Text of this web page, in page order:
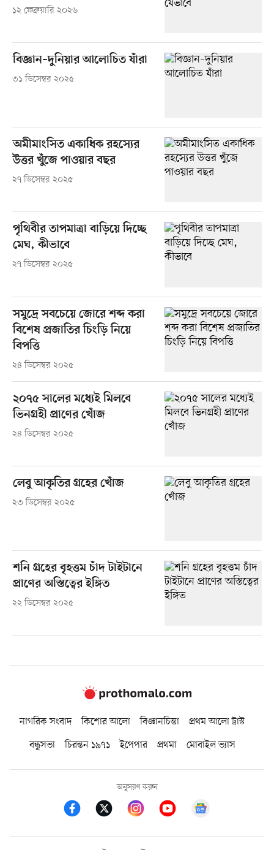
১২ ফেব্রুয়ারি ২০২৬
বিজ্ঞান–দুনিয়ার আলোচিত যাঁরা
৩১ ডিসেম্বর ২০২৫
অমীমাংসিত একাধিক রহস্যের
উত্তর খুঁজে পাওয়ার বছর
২৭ ডিসেম্বর ২০২৫
পৃথিবীর তাপমাত্রা বাড়িয়ে দিচ্ছে
মেঘ, কীভাবে
২৭ ডিসেম্বর ২০২৫
সমুদ্রে সবচেয়ে জোরে শব্দ করা
বিশেষ প্রজাতির চিংড়ি নিয়ে
বিপত্তি
২৪ ডিসেম্বর ২০২৫
২০৭৫ সালের মধ্যেই মিলবে
ভিনগ্রহী প্রাণের খোঁজ
২৪ ডিসেম্বর ২০২৫
লেবু আকৃতির গ্রহের খোঁজ
২৩ ডিসেম্বর ২০২৫
শনি গ্রহের বৃহত্তম চাঁদ টাইটানে
প্রাণের অস্তিত্বের ইঙ্গিত
২২ ডিসেম্বর ২০২৫
নাগরিক সংবাদ কিশোর আলো বিজ্ঞানচিন্তা
প্রথম আলো ট্রাস্ট
বন্ধুসভা
চিরন্তন ১৯৭১ ইপেপার প্রথমা মোবাইল ভ্যাস
অনুসরণ করুন